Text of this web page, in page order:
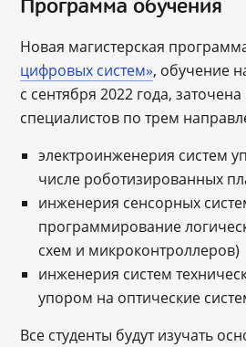
Программа обучения
Новая магистерская
цифровых систем», обучение
с сентября 2022 года,
специалистов по трем
электроинженерия систем
числе роботизированных
инженерия сенсорных
программирование
схем и микроконтроллеров)
инженерия систем
упором на оптические
Все студенты будут изучать